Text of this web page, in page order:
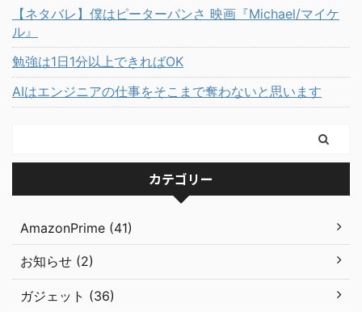
【ネタバレ】僕はピーターパンさ 映画『Michael/マイケ
ル』
勉強は1日1分以上できればOK
AIはエンジニアの仕事をそこまで奪わないと思います
カテゴリー
AmazonPrime (41)
お知らせ (2)
ガジェット (36)